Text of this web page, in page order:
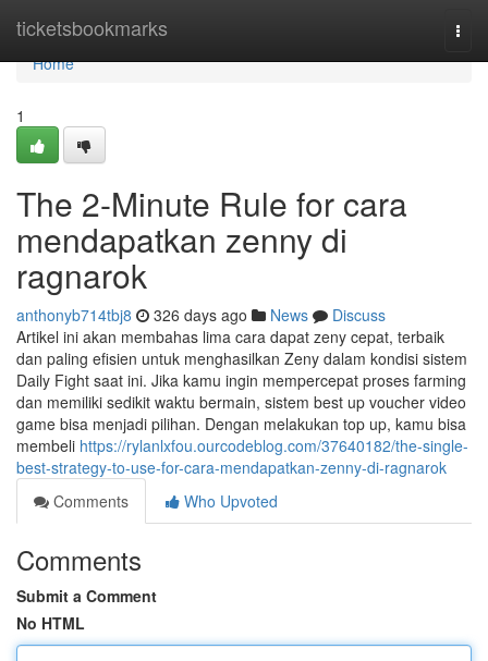
ticketsbookmarks
Home
Home
1
The 2-Minute Rule for cara
mendapatkan zenny di
ragnarok
anthonyb714tbj8 326 days ago News
Discuss
Artikel ini akan membahas lima cara dapat zeny cepat, terbaik
dan paling efisien untuk menghasilkan Zeny dalam kondisi sistem
Daily Fight saat ini. Jika kamu ingin mempercepat proses farming
dan memiliki sedikit waktu bermain, sistem best up voucher video
game bisa menjadi pilihan. Dengan melakukan top up, kamu bisa
membeli https://rylanlxfou.ourcodeblog.com/37640182/the-single-
best-strategy-to-use-for-cara-mendapatkan-zenny-di-ragnarok
Comments
Who Upvoted
Comments
Submit a Comment
No HTML